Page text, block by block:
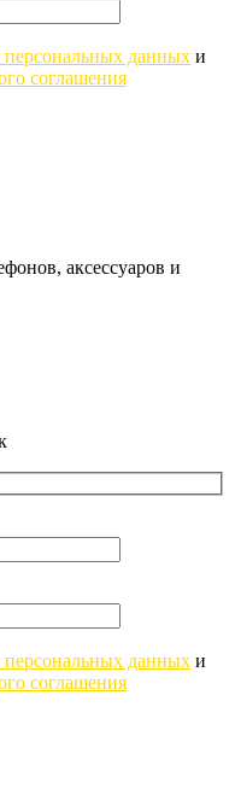
персональных данных и
соглашения
аксессуаров и
персональных данных и
соглашения